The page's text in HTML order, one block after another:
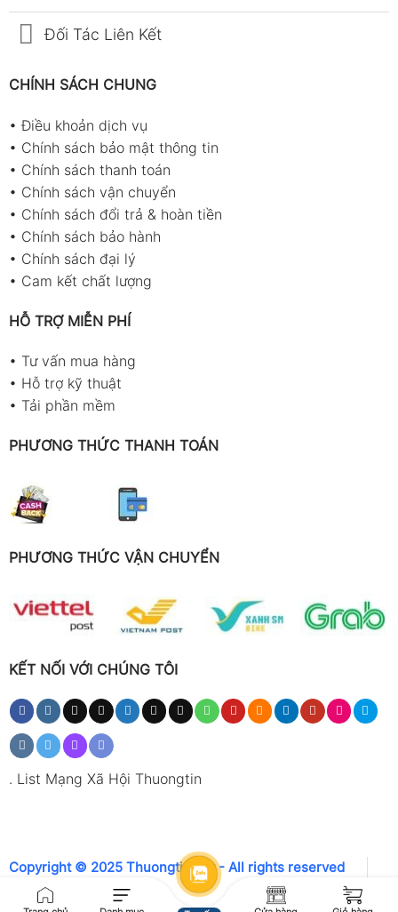
Đối Tác Liên Kết
CHÍNH SÁCH CHUNG
•Điều khoản dịch vụ
• Chính sách bảo mật thông tin
• Chính sách thanh toán
• Chính sách vận chuyển
• Chính sách đổi trả & hoàn tiền
• Chính sách bảo hành
• Chính sách đại lý
• Cam kết chất lượng
HỖ TRỢ MIỄN PHÍ
• Tư vấn mua hàng
• Hỗ trợ kỹ thuật
• Tải phần mềm
PHƯƠNG THỨC THANH TOÁN
PHƯƠNG THỨC VẬN CHUYỂN
KẾT NỐI VỚI CHÚNG TÔI
. List Mạng Xã Hội Thuongtin
Copyright © 2025 Thuongtin.net - All rights reserved